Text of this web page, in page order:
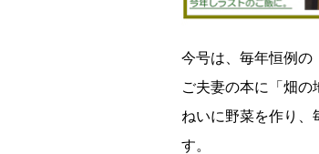
今号は、毎年恒例の
ご夫妻の本に「畑
ねいに野菜を作り、
す。